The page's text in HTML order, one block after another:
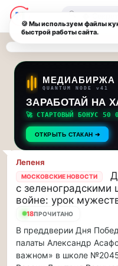
Последние
новости
и
обновления
потока:
Друзья,
приглашаем
на
музыкальную
прогулку
по
Москве
Чайковского!…
приглашаем
на
музыкальную
—
чат-
и
🔍
МЕДИАБИРЖА
QUANTUM NODE v41
ЗАРАБОТАЙ НА
🚀 СТАРТОВЫЙ БОНУС 50
ОТКРЫТЬ СТАКАН ➔
Лепеня
МОСКОВСКИЕ НОВОСТИ
с зеленоградскими
войне: урок
18ПРОЧИТАНО
В преддверии Дня
палаты Александр
важном» в школе
🍪 Мы используем файлы
быстрой работы сайта.